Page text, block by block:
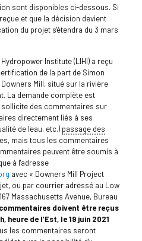
sont disponibles ci-dessous. Si
et que la décision devient
du projet s'étendra du 3 mars
Institute (LIHI) a reçu
de la part de Simon
Mill, situé sur la rivière
La demande complète est
des commentaires sur
directement liés à ses
de l'eau, etc.) passage des
mais tous les commentaires
peuvent être soumis à
à l'adresse
avec « Downers Mill Project
ou par courrier adressé au Low
Massachusetts Avenue, Bureau
doivent être reçus
heure de l’Est, le 19 juin 2021
les commentaires seront